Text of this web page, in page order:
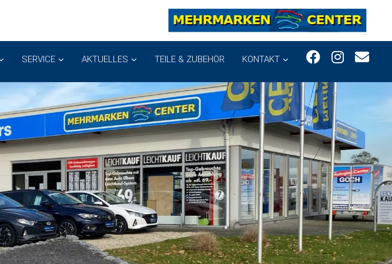
SERVICE AKTUELLES TEILE & ZUBEHÖR KONTAKT